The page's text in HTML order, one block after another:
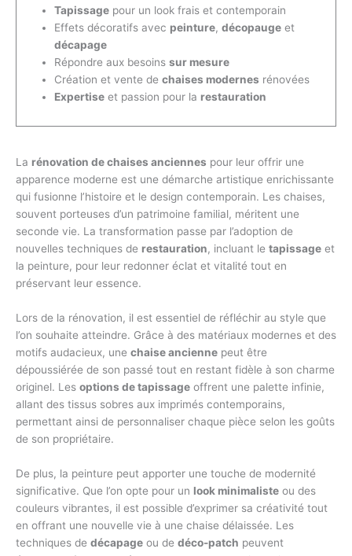
Tapissagepour un look frais et contemporain
Effets décoratifs avec peinture, décopaugeet
décapage
Répondre aux besoins sur mesure
Création et vente de chaises modernes rénovées
Expertiseet passion pour la restauration
La rénovation de chaises anciennes pour leur offrir une
apparence moderne est une démarche artistique enrichissante
qui fusionne l’histoire et le design contemporain. Les chaises,
souvent porteuses d’un patrimoine familial, méritent une
seconde vie. La transformation passe par l’adoption de
nouvelles techniques de restauration, incluant le tapissage et
la peinture, pour leur redonner éclat et vitalité tout en
préservant leur essence.
Lors de la rénovation, il est essentiel de réfléchir au style que
l’on souhaite atteindre. Grâce à des matériaux modernes et des
motifs audacieux, une chaise ancienne peut être
dépoussiérée de son passé tout en restant fidèle à son charme
originel. Les options de tapissage offrent une palette infinie,
allant des tissus sobres aux imprimés contemporains,
permettant ainsi de personnaliser chaque pièce selon les goûts
de son propriétaire.
De plus, la peinture peut apporter une touche de modernité
significative. Que l’on opte pour un look minimaliste ou des
couleurs vibrantes, il est possible d’exprimer sa créativité tout
en offrant une nouvelle vie à une chaise délaissée. Les
techniques de décapage ou de déco-patch peuvent